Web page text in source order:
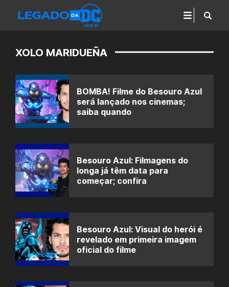
XOLO MARIDUEÑA
BOMBA! Filme do Besouro Azul
será lançado nos cinemas;
saiba quando
Besouro Azul: Filmagens do
longa já têm data para
começar; confira
Besouro Azul: Visual do herói é
revelado em primeira imagem
oficial do filme